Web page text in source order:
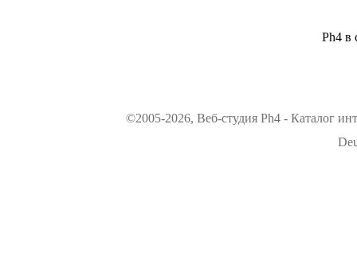
Ph4 в
©2005-2026, Веб-студия Ph4 - Каталог